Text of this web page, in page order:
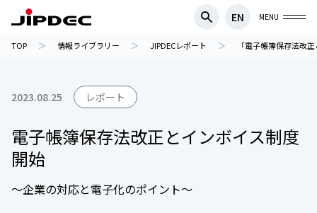
EN MENU
TOP 情報ライブラリー JIPDECレポート 「電子帳簿保存法改
2023.08.25 レポート
電子帳簿保存法改正とインボイス制度
開始
～企業の対応と電子化のポイント～